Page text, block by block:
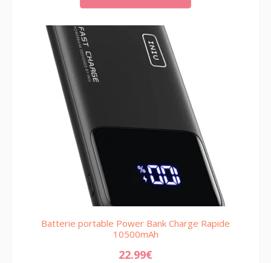
Batterie portable Power Bank Charge Rapide
10500mAh
22.99€